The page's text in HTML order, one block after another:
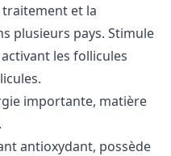
et la
plusieurs pays. Stimule
les follicules
importante, matière
antioxydant, possède